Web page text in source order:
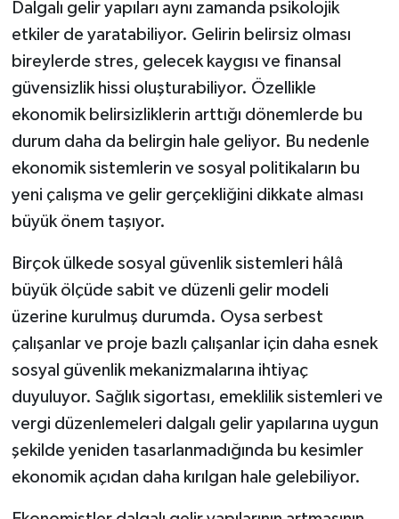
Dalgalı gelir yapıları aynı zamanda psikolojik
etkiler de yaratabiliyor. Gelirin belirsiz olması
bireylerde stres, gelecek kaygısı ve finansal
güvensizlik hissi oluşturabiliyor. Özellikle
ekonomik belirsizliklerin arttığı dönemlerde bu
durum daha da belirgin hale geliyor. Bu nedenle
ekonomik sistemlerin ve sosyal politikaların bu
yeni çalışma ve gelir gerçekliğini dikkate alması
büyük önem taşıyor.
Birçok ülkede sosyal güvenlik sistemleri hâlâ
büyük ölçüde sabit ve düzenli gelir modeli
üzerine kurulmuş durumda. Oysa serbest
çalışanlar ve proje bazlı çalışanlar için daha esnek
sosyal güvenlik mekanizmalarına ihtiyaç
duyuluyor. Sağlık sigortası, emeklilik sistemleri ve
vergi düzenlemeleri dalgalı gelir yapılarına uygun
şekilde yeniden tasarlanmadığında bu kesimler
ekonomik açıdan daha kırılgan hale gelebiliyor.